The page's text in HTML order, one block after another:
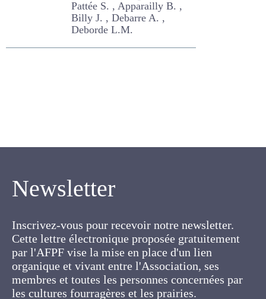
Amice P. , Liaigre Y. , Pattée
S. , Apparailly B. , Billy J. ,
Debarre A. , Deborde L.M.
Newsletter
Cette lettre électronique proposée
gratuitement par l'AFPF vise la mise en place
d'un lien organique et vivant entre l'Association,
ses membres et toutes les personnes
concernées par les cultures fourragères et les
prairies.